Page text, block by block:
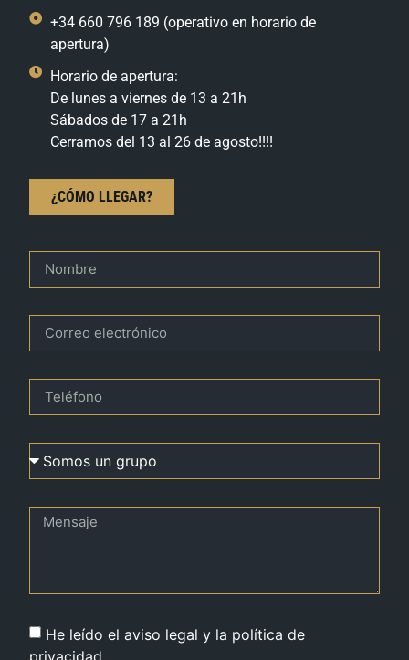
+34 660 796 189 (operativo en horario de
apertura)
Horario de apertura:
De lunes a viernes de 13 a 21h
Sábados de 17 a 21h
Cerramos del 13 al 26 de agosto!!!!
¿CÓMO LLEGAR?
He leído el aviso legal y la política de
privacidad